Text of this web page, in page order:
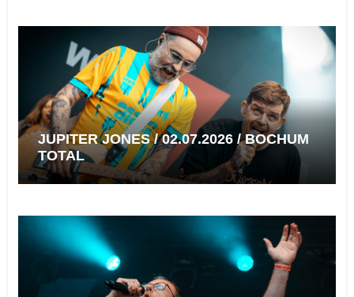
JUPITER JONES / 02.07.2026 / BOCHUM
TOTAL